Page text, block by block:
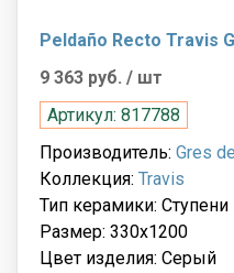
Peldaño Recto Travis
9 363 руб. / шт
Артикул: 817788
Производитель: Gres
Коллекция: Travis
Тип керамики: Ступени
Размер: 330x1200
Цвет изделия: Серый